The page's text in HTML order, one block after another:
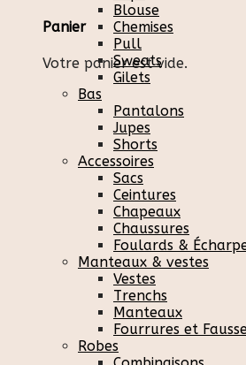
Panier
Votre panier est vide.
Blouse
Chemises
Pull
Sweats
Gilets
Bas
Pantalons
Jupes
Shorts
Accessoires
Sacs
Ceintures
Chapeaux
Chaussures
Foulards &
Manteaux & vestes
Vestes
Trenchs
Manteaux
Fourrures et
Robes